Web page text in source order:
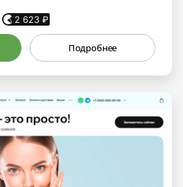
2 623₽
Подробнее